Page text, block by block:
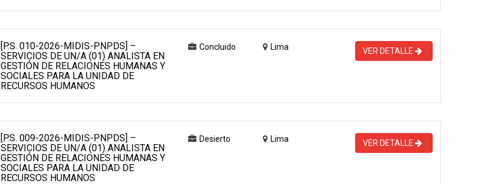
[P.S. 010-2026-MIDIS-PNPDS] –
SERVICIOS DE UN/A (01) ANALISTA EN
GESTIÓN DE RELACIONES HUMANAS Y
SOCIALES PARA LA UNIDAD DE
RECURSOS HUMANOS
Concluido Lima VER DETALLE
[P.S. 009-2026-MIDIS-PNPDS] –
SERVICIOS DE UN/A (01) ANALISTA EN
GESTIÓN DE RELACIONES HUMANAS Y
SOCIALES PARA LA UNIDAD DE
RECURSOS HUMANOS
Desierto Lima VER DETALLE